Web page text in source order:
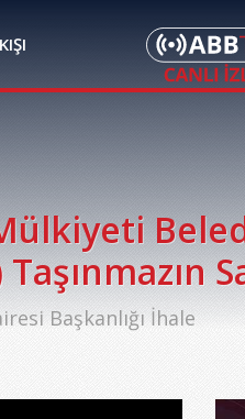
Mülkiyeti
Başkanlığı İhale